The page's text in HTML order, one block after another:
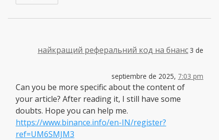
найкращий реферальний код на бнанс 3 de
septiembre de 2025, 7:03 pm
Can you be more specific about the content of
your article? After reading it, I still have some
doubts. Hope you can help me.
https://www.binance.info/en-IN/register?
ref=UM6SMJM3